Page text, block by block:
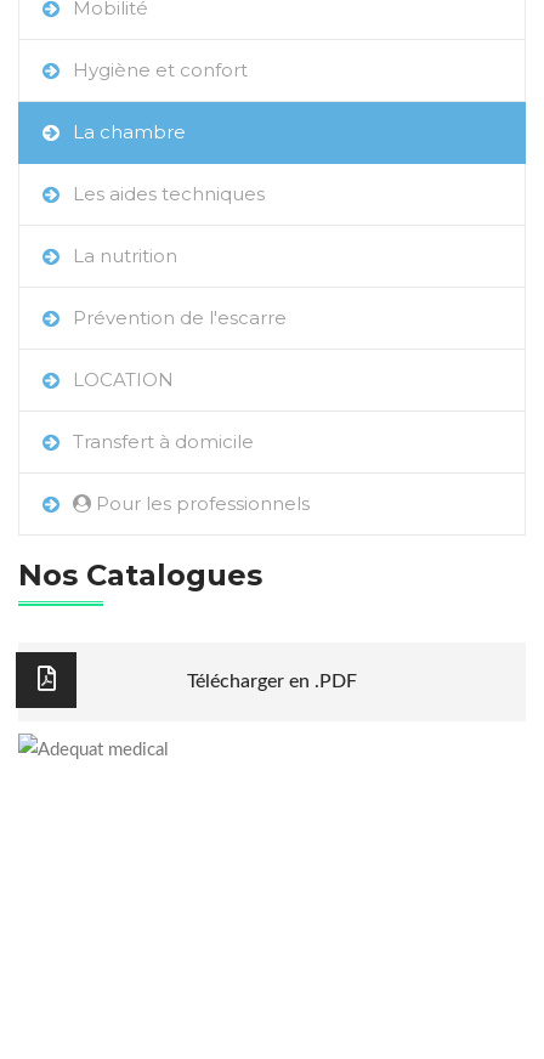
Mobilité
Hygiène et confort
La chambre
Les aides techniques
La nutrition
Prévention de l'escarre
LOCATION
Transfert à domicile
Pour les professionnels
Nos Catalogues
Télécharger en .PDF